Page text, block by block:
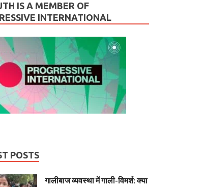
IS A MEMBER OF
INTERNATIONAL
POSTS
गालीबाज व्‍यवस्‍था में गाली-विमर्श: क्या